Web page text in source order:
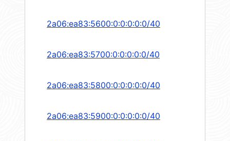
2a06:ea83:5600:0:0:0:0:0/40
2a06:ea83:5700:0:0:0:0:0/40
2a06:ea83:5800:0:0:0:0:0/40
2a06:ea83:5900:0:0:0:0:0/40